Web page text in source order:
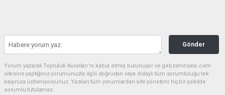
Gönder
Yorum yazarak Topluluk Kuralları’nı kabul etmiş bulunuyor ve gebzeninsesi.com
sitesine yaptığınız yorumunuzla ilgili doğrudan veya dolaylı tüm sorumluluğu tek
başınıza üstleniyorsunuz. Yazılan tüm yorumlardan site yönetimi hiçbir şekilde
sorumlu tutulamaz.